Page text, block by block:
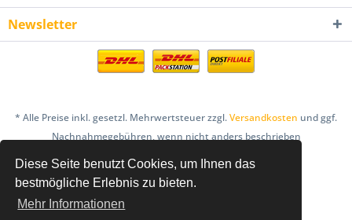
Diese Seite benutzt Cookies, um Ihnen das
bestmögliche Erlebnis zu bieten.
Mehr Informationen
Newsletter
* Alle Preise inkl. gesetzl. Mehrwertsteuer zzgl.Versandkosten und ggf.
Nachnahmegebühren, wenn nicht anders beschrieben
AGB Bestellung & Zahlung
Datenschutz